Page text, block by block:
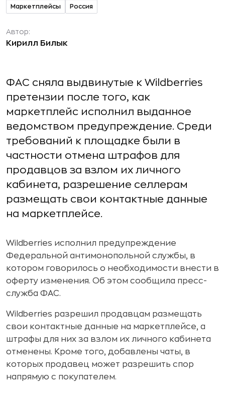
Маркетплейсы Россия
Автор:
Кирилл Билык
ФАС сняла выдвинутые к Wildberries
претензии после того, как
маркетплейс исполнил выданное
ведомством предупреждение. Среди
требований к площадке были в
частности отмена штрафов для
продавцов за взлом их личного
кабинета, разрешение селлерам
размещать свои контактные данные
на маркетплейсе.
Wildberries исполнил предупреждение
Федеральной антимонопольной службы, в
котором говорилось о необходимости внести в
оферту изменения. Об этом сообщила пресс-
служба ФАС.
Wildberries разрешил продавцам размещать
свои контактные данные на маркетплейсе, а
штрафы для них за взлом их личного кабинета
отменены. Кроме того, добавлены чаты, в
которых продавец может разрешить спор
напрямую с покупателем.